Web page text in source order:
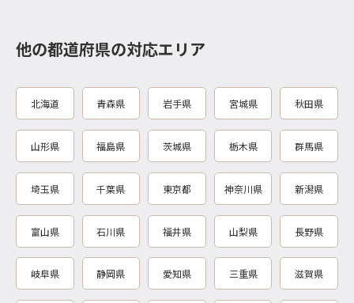
他の都道府県の対応エリア
北海道 青森県 岩手県 宮城県 秋田県
山形県 福島県 茨城県 栃木県 群馬県
埼玉県 千葉県 東京都 神奈川県 新潟県
富山県 石川県 福井県 山梨県 長野県
岐阜県 静岡県 愛知県 三重県 滋賀県